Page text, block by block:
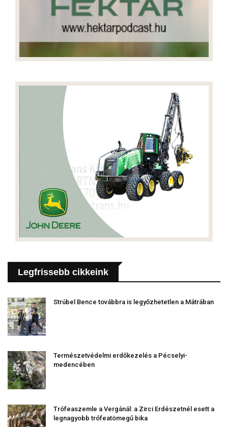
Legfrissebb cikkeink
Strúbel Bence továbbra is legyőzhetetlen a Mátrában
Természetvédelmi erdőkezelés a Pécselyi-
medencében
Trófeaszemle a Vergánál: a Zirci Erdészetnél esett a
legnagyobb trófeatömegű bika